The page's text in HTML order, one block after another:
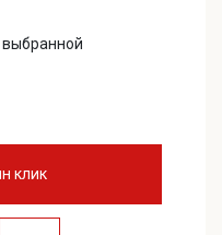
₽.
клик